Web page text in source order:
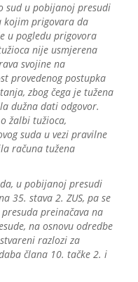
sud u pobijanoj presudi
kojim prigovara da
u pogledu prigovora
nije usmjerena
svojine na
provedenog postupka
zbog čega je tužena
dužna dati odgovor.
žalbi tužioca,
suda u vezi pravilne
računa tužena
u pobijanoj presudi
35. stava 2. ZUS, pa se
preinačava na
na osnovu odredbe
razlozi za
člana 10. tačke 2. i